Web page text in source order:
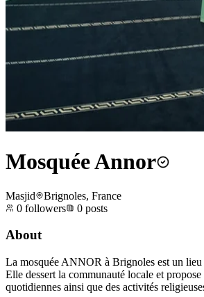
Mosquée Annor
Masjid
Brignoles, France
0 followers 0 posts
About
La mosquée ANNOR à Brignoles est un lieu
Elle dessert la communauté locale et propose
quotidiennes ainsi que des activités